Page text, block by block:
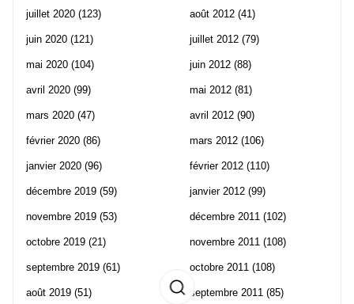
juillet 2020 (123)
juin 2020 (121)
mai 2020 (104)
avril 2020 (99)
mars 2020 (47)
février 2020 (86)
janvier 2020 (96)
décembre 2019 (59)
novembre 2019 (53)
octobre 2019 (21)
septembre 2019 (61)
août 2019 (51)
août 2012 (41)
juillet 2012 (79)
juin 2012 (88)
mai 2012 (81)
avril 2012 (90)
mars 2012 (106)
février 2012 (110)
janvier 2012 (99)
décembre 2011 (102)
novembre 2011 (108)
octobre 2011 (108)
septembre 2011 (85)